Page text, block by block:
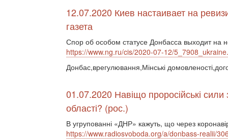
12.07.2020 Киев настаивает на
газета
Спор об особом статусе Донбасса выходит на
https://www.ng.ru/cis/2020-07-12/
Донбас,врегулювання,Мінські
01.07.2020 Навіщо проросійські
області? (рос.)
В угрупованні «ДНР» кажуть, що через
https://www.radiosvoboda.org/a/donbass-realii/